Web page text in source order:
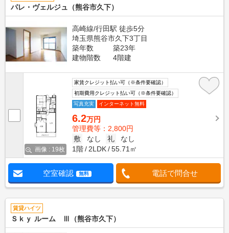
パレ・ヴェルジュ（熊谷市久下）
高崎線/行田駅 徒歩5分
埼玉県熊谷市久下3丁目
築年数
築23年
建物階数
4階建
画像 : 19枚
家賃クレジット払い可（※条件要確認）
初期費用クレジット払い可（※条件要確認）
写真充実
インターネット無料
6.2万円
管理費等：2,800円
敷
なし 礼
なし
1階
2LDK 55.71㎡
空室確認 無料 電話で問合せ
賃貸ハイツ
Ｓｋｙ ルーム Ⅲ（熊谷市久下）